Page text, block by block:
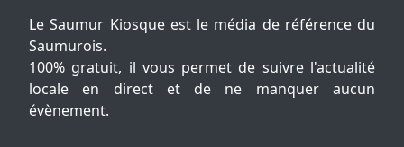
Le Saumur Kiosque est le média de référence du
Saumurois.
100% gratuit, il vous permet de suivre l'actualité
locale en direct et de ne manquer aucun
évènement.